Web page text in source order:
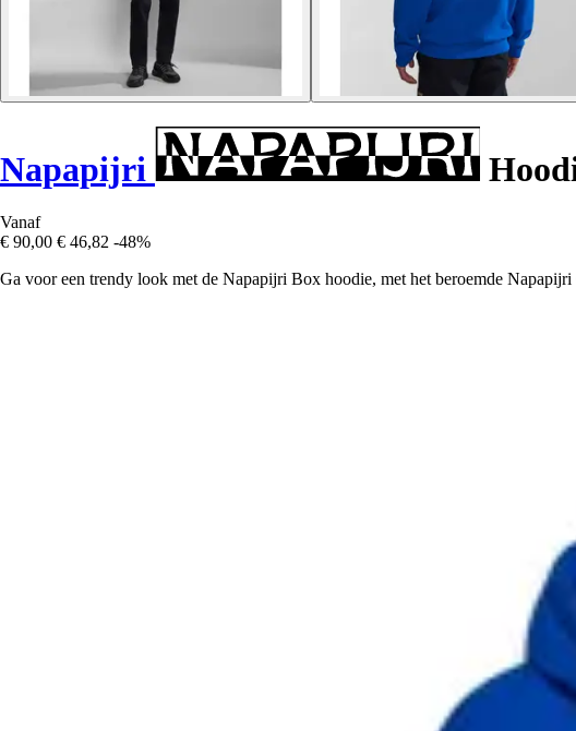
Napapijri
Vanaf
€ 90,00 € 46,82 -48%
Ga voor een trendy look met de Napapijri Box hoodie, met het beroemde